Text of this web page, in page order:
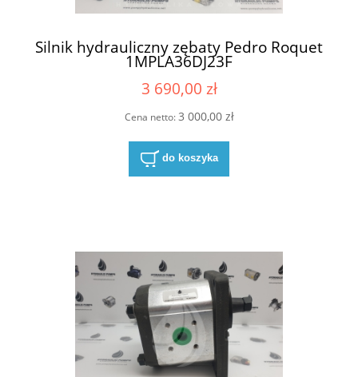
Silnik hydrauliczny zębaty Pedro Roquet
1MPLA36DJ23F
3 690,00 zł
Cena netto:3 000,00 zł
do koszyka